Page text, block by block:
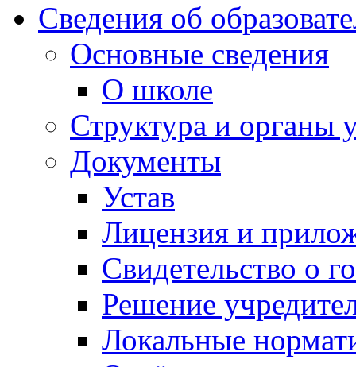
Сведения об
Основные сведения
О школе
Структура и органы
Документы
Устав
Лицензия и
Свидетельство о
Решение
Локальные